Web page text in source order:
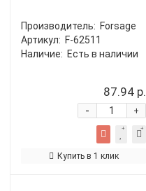
Производитель: Forsage
Артикул: F-62511
Наличие: Есть в наличии
87.94 р.
+
-
Купить в 1 клик